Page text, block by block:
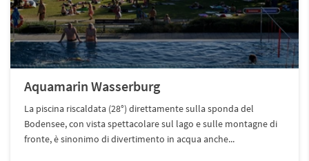
Aquamarin Wasserburg
La piscina riscaldata (28°) direttamente sulla sponda del
Bodensee, con vista spettacolare sul lago e sulle montagne di
fronte, è sinonimo di divertimento in acqua anche...